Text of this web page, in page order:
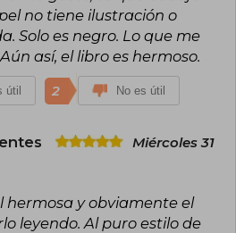
no tiene ilustración o
Solo es negro. Lo que me
así, el libro es hermoso.
útil 2 No es útil
Miércoles 31
hermosa y obviamente el
leyendo. Al puro estilo de